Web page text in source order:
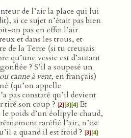
de l’air la place qui lui
si ce sujet n’était pas bien
on pas en effet l’air
et dans les trous, et
de la Terre (si tu creusais
qu’une vessie est d’autant
? S’il a soupesé un
canne à vent, en français)
(qu’on appelle
pas constaté qu’il devient
tiré son coup ? [2][3][4] Et
poids d’un éolipyle chaud,
raréfié l’air, n’est
a quand il est froid ? [3][4]